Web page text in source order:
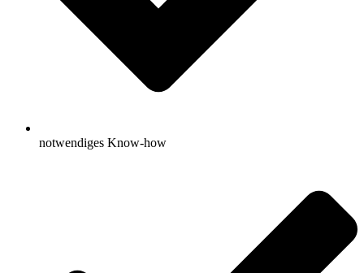
notwendiges Know-how